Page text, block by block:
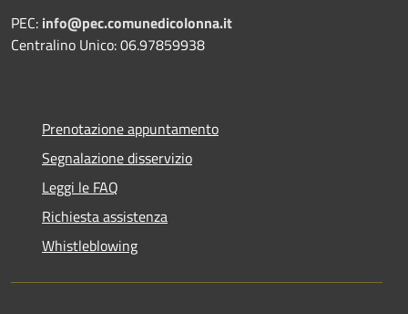
PEC: info@pec.comunedicolonna.it
Centralino Unico: 06.97859938
Prenotazione appuntamento
Segnalazione disservizio
Leggi le FAQ
Richiesta assistenza
Whistleblowing